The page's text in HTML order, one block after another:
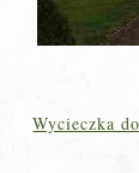
Wycieczka